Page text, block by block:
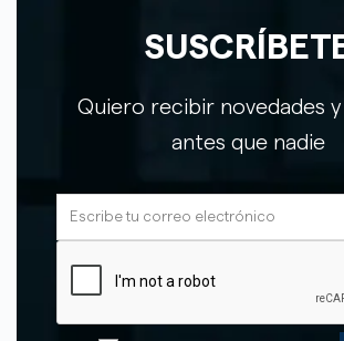
Quiero recibir novedades
antes que nadie